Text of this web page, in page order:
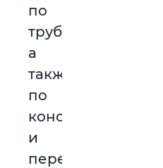
по
трубопроводам,
а
также
по
конструкциям
и
перекрытиям,